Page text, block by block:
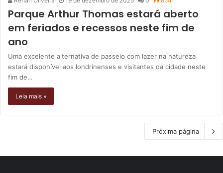
Parque Arthur Thomas estará aberto
em feriados e recessos neste fim de
ano
Uma excelente alternativa de passeio com lazer na natureza
estará disponível aos londrinenses e visitantes da cidade neste
fim de…
Leia mais »
Próxima página